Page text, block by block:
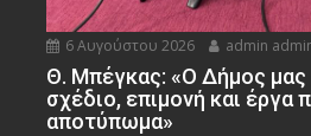
6 Αυγούστου 2026 admin
Θ. Μπέγκας: «Ο Δήμος μας
σχέδιο, επιμονή και έργα
αποτύπωμα»